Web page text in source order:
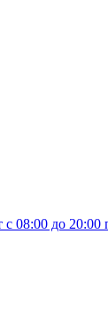
08:00 до 20:00